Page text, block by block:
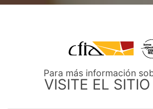
Para más información
VISITE EL